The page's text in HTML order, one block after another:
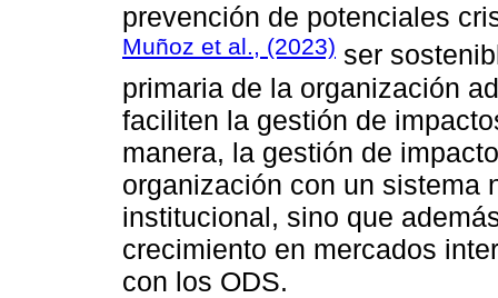
prevención de potenciales
Muñoz et al., (2023) ser
primaria de la organización
faciliten la gestión de
manera, la gestión de
organización con un sistema
institucional, sino que
crecimiento en mercados
con los ODS.